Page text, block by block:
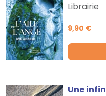
Librairie
9,90 €
Une